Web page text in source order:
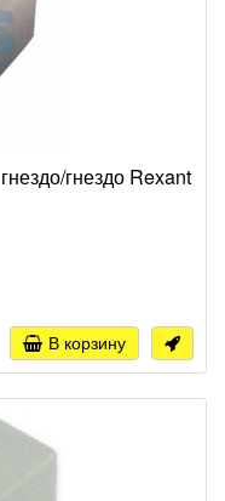
гнездо Rexant
В корзину